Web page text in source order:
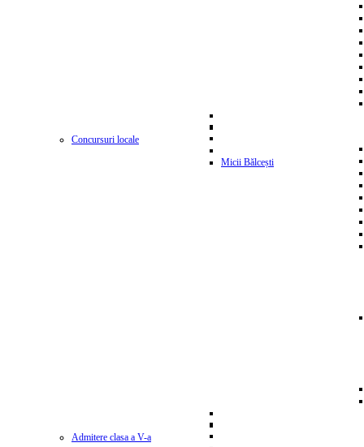
Concursuri locale
Micii Bălcești
Admitere clasa a V-a